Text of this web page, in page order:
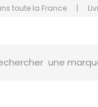
toute la France |
un conseil